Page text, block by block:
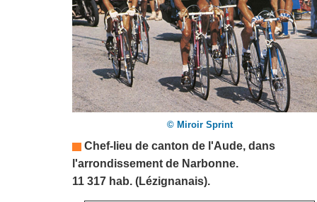
© Miroir Sprint
Chef-lieu de canton de l'Aude, dans
l'arrondissement de Narbonne.
11 317 hab. (Lézignanais).